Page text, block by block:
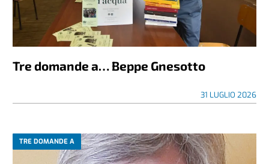
Tre domande a… Beppe Gnesotto
31 LUGLIO 2026
TRE DOMANDE A